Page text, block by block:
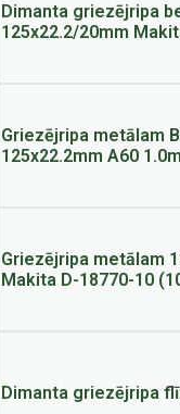
Dimanta griezējripa
125x22.2/20mm
Griezējripa metālam
125x22.2mm A60
Griezējripa metālam
Makita D-18770-10
Dimanta griezējripa